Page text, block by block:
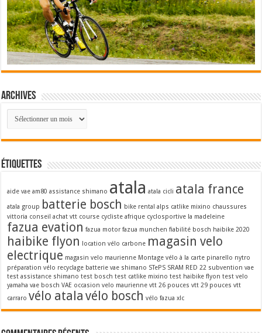
Archives
Archives
Étiquettes
aide vae am80 assistance shimano atala atala cicli atala france
atala group batterie bosch bike rental alps catlike mixino chaussures
vittoria conseil achat vtt course cycliste afrique cyclosportive la madeleine
fazua evation fazua motor fazua munchen fiabilité bosch haibike 2020
haibike flyon location vélo carbone magasin velo
electrique magasin velo maurienne Montage vélo à la carte pinarello nytro
préparation vélo recyclage batterie vae shimano STePS SRAM RED 22 subvention vae
test assistance shimano test bosch test catlike mixino test haibike flyon test velo
yamaha vae bosch VAE occasion velo maurienne vtt 26 pouces vtt 29 pouces vtt
carraro vélo atala vélo bosch vélo fazua xlc